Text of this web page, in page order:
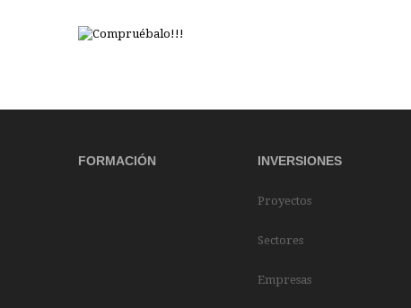
FORMACIÓN INVERSIONES
Proyectos
Sectores
Empresas